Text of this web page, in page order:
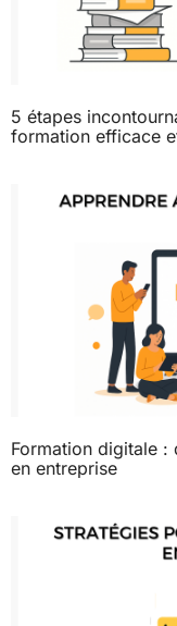
5 étapes
formation efficace
Formation digitale
en entreprise